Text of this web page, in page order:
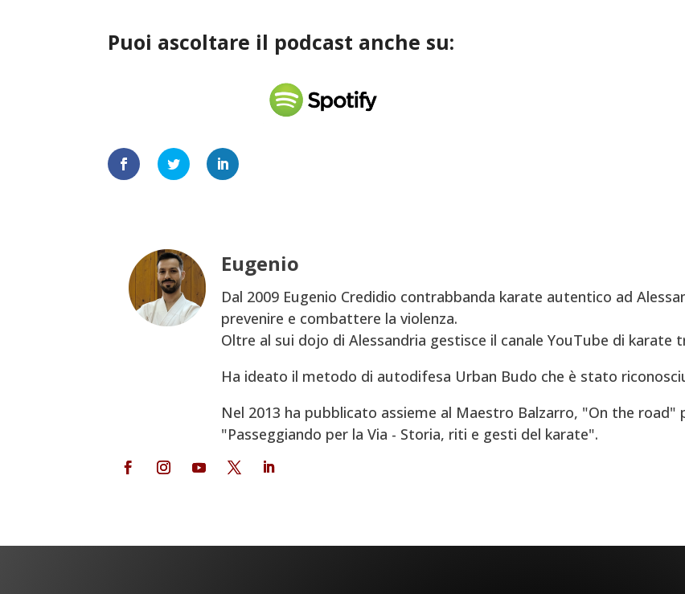
Puoi ascoltare il podcast anche su:
Eugenio
Dal 2009 Eugenio Credidio contrabbanda karate autentico ad
prevenire e combattere la violenza.
Oltre al sui dojo di Alessandria gestisce il canale YouTube di karate
Ha ideato il metodo di autodifesa Urban Budo che è stato
Nel 2013 ha pubblicato assieme al Maestro Balzarro, "On the road"
"Passeggiando per la Via - Storia, riti e gesti del karate".